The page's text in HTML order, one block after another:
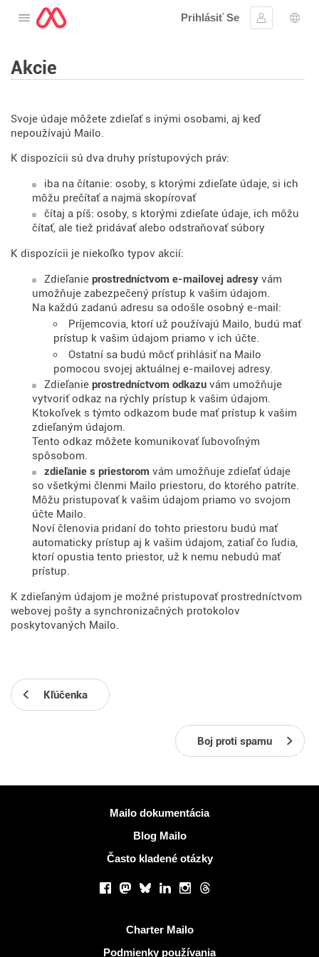
Otvorte menu
Prihlásiť Se
Prihlásiť sa
Akcie
Svoje údaje môžete zdieľať s inými osobami, aj keď
nepoužívajú Mailo.
K dispozícii sú dva druhy prístupových práv:
iba na čítanie: osoby, s ktorými zdieľate údaje, si ich
môžu prečítať a najmä skopírovať
čítaj a píš: osoby, s ktorými zdieľate údaje, ich môžu
čítať, ale tiež pridávať alebo odstraňovať súbory
K dispozícii je niekoľko typov akcií:
Zdieľanie prostredníctvom e-mailovej adresy vám
umožňuje zabezpečený prístup k vašim údajom.
Na každú zadanú adresu sa odošle osobný e-mail:
Príjemcovia, ktorí už používajú Mailo, budú mať
prístup k vašim údajom priamo v ich účte.
Ostatní sa budú môcť prihlásiť na Mailo
pomocou svojej aktuálnej e-mailovej adresy.
Zdieľanie prostredníctvom odkazu vám umožňuje
vytvoriť odkaz na rýchly prístup k vašim údajom.
Ktokoľvek s týmto odkazom bude mať prístup k vašim
zdieľaným údajom.
Tento odkaz môžete komunikovať ľubovoľným
spôsobom.
zdieľanie s priestorom vám umožňuje zdieľať údaje
so všetkými členmi Mailo priestoru, do ktorého patríte.
Môžu pristupovať k vašim údajom priamo vo svojom
účte Mailo.
Noví členovia pridaní do tohto priestoru budú mať
automaticky prístup aj k vašim údajom, zatiaľ čo ľudia,
ktorí opustia tento priestor, už k nemu nebudú mať
prístup.
K zdieľaným údajom je možné pristupovať prostredníctvom
webovej pošty a synchronizačných protokolov
poskytovaných Mailo.
Kľúčenka
Boj proti spamu
Mailo dokumentácia
Blog Mailo
Často kladené otázky
Facebook
Mastodon
BlueskyLinkedInInstagram
Threads
Charter Mailo
Podmienky používania